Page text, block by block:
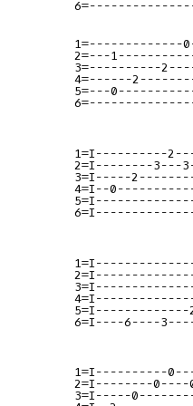
2=---
3=----------
4=------
5=---
1=I----------
2=I--------3---
3=I-----
4=I--
6=I----6----
1=I----------
2=I--------
3=I-----